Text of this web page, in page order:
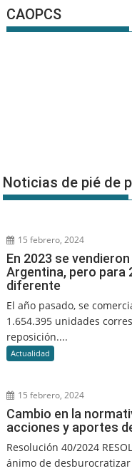
CAOPCS
Noticias de pié de
15 febrero, 2024
En 2023 se
Argentina, pero para
diferente
El año pasado, se
1.654.395 unidades
reposición....
Actualidad
15 febrero, 2024
Cambio en la
acciones y aportes
Resolución 40/2024
ánimo de